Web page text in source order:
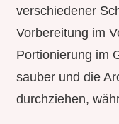
verschiedener
Vorbereitung im
Portionierung im
sauber und die
durchziehen,